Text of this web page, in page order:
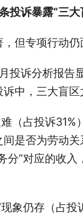
投诉暴露“三大
但专项行动仍
投诉分析报告
中，三大盲区
（占投诉31%
是否为劳动
分”对应的收入
象仍存（占